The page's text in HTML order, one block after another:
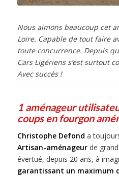
Nous aimons beaucoup cet
Loire. Capable de tout faire
toute concurrence. Depuis
Cars Ligériens s’est surtout
Avec succès !
1 aménageur
coups en fourgon
Christophe Defond a
Artisan-aménageurde grand
évertué, depuis 20 ans, à
garantissant un maximum